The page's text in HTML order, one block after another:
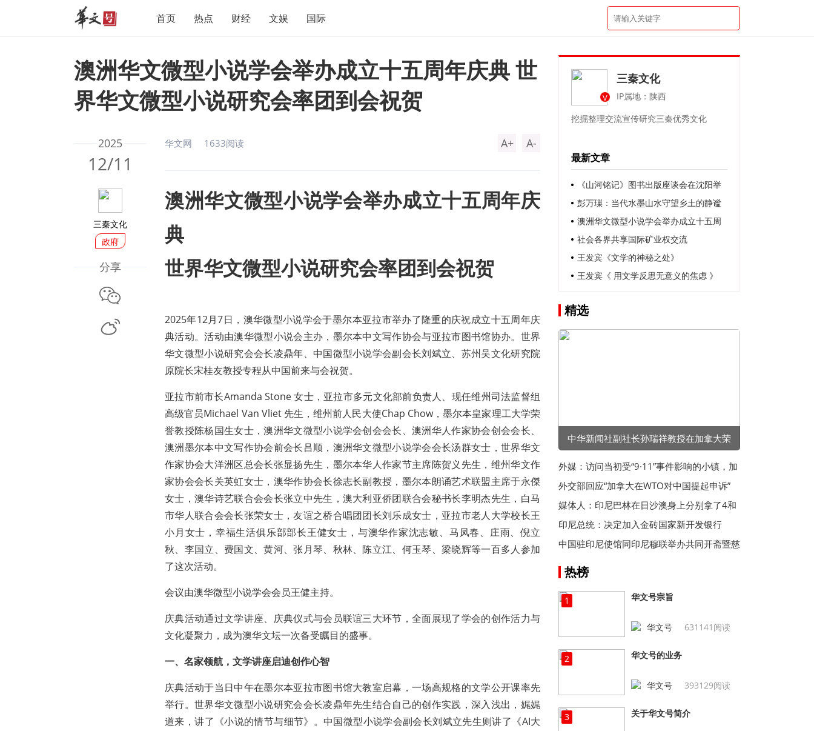
首页 热点 财经 文娱 国际
澳洲华文微型小说学会举办成立十五周年庆典 世
界华文微型小说研究会率团到会祝贺
2025
12/11
三秦文化
政府
分享
华文网 1633阅读 A+ A-
澳洲华文微型小说学会举办成立十五周年庆
典
世界华文微型小说研究会率团到会祝贺
2025年12月7日，澳华微型小说学会于墨尔本亚拉市举办了隆重的庆祝成立十五周年庆
典活动。活动由澳华微型小说会主办，墨尔本中文写作协会与亚拉市图书馆协办。世界
华文微型小说研究会会长凌鼎年、中国微型小说学会副会长刘斌立、苏州吴文化研究院
原院长宋桂友教授专程从中国前来与会祝贺。
亚拉市前市长Amanda Stone 女士，亚拉市多元文化部前负责人、现任维州司法监督组
高级官员Michael Van Vliet 先生，维州前人民大使Chap Chow，墨尔本皇家理工大学荣
誉教授陈杨国生女士，澳洲华文微型小说学会创会会长、澳洲华人作家协会创会会长、
澳洲墨尔本中文写作协会前会长吕顺，澳洲华文微型小说学会会长汤群女士，世界华文
作家协会大洋洲区总会长张显扬先生，墨尔本华人作家节主席陈贺义先生，维州华文作
家协会会长关英虹女士，澳华作协会长徐志长副教授，墨尔本朗诵艺术联盟主席于永傑
女士，澳华诗艺联合会会长张立中先生，澳大利亚侨团联合会秘书长李明杰先生，白马
市华人联合会会长张荣女士，友谊之桥合唱团团长刘乐成女士，亚拉市老人大学校长王
小月女士，幸福生活俱乐部部长王健女士，与澳华作家沈志敏、马凤春、庄雨、倪立
秋、李国立、费国文、黄河、张月琴、秋林、陈立江、何玉琴、梁晓辉等一百多人参加
了这次活动。
会议由澳华微型小说学会会员王健主持。
庆典活动通过文学讲座、庆典仪式与会员联谊三大环节，全面展现了学会的创作活力与
文化凝聚力，成为澳华文坛一次备受瞩目的盛事。
一、名家领航，文学讲座启迪创作心智
庆典活动于当日中午在墨尔本亚拉市图书馆大教室启幕，一场高规格的文学公开课率先
举行。世界华文微型小说研究会会长凌鼎年先生结合自己的创作实践，深入浅出，娓娓
道来，讲了《小说的情节与细节》。中国微型小说学会副会长刘斌立先生则讲了《AI大
V
三秦文化
IP属地：陕西
挖掘整理交流宣传研究三秦优秀文化
最新文章
《山河铭记》图书出版座谈会在沈阳举
行彭万璅：当代水墨山水守望乡土的静谧
——著名画家祁自强《家园》的意象建构
与笔墨表达
澳洲华文微型小说学会举办成立十五周
年庆典 世界华文微型小说研究会率团到会
祝贺
社会各界共享国际矿业权交流
王发宾《文学的神秘之处》
王发宾《 用文学反思无意义的焦虑 》
精选
中华新闻社副社长孙瑞祥教授在加拿大荣
获“卓越成就奖”
外媒：访问当初受“9·11”事件影响的小镇，加
拿大总理感叹加美失去友谊
外交部回应“加拿大在WTO对中国提起申诉”
媒体人：印尼巴林在日沙澳身上分别拿了4和
5分，后两场全赢怕不够
印尼总统：决定加入金砖国家新开发银行
中国驻印尼使馆同印尼穆联举办共同开斋暨慈
善捐助活动
热榜
1 华文号宗旨
华文号 631141阅读
2 华文号的业务
华文号 393129阅读
3 关于华文号简介